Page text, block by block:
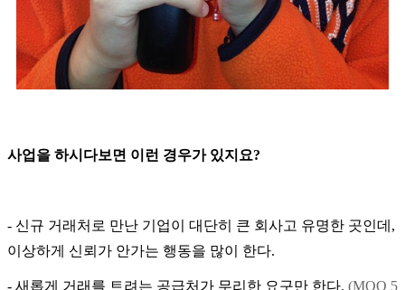
사업을 하시다보면 이런 경우가 있지요?
- 신규 거래처로 만난 기업이 대단히 큰 회사고 유명한 곳인데 ,
이상하게 신뢰가 안가는 행동을 많이 한다.
- 새롭게 거래를 트려는 공급처가 무리한 요구만 한다. (MOQ 5